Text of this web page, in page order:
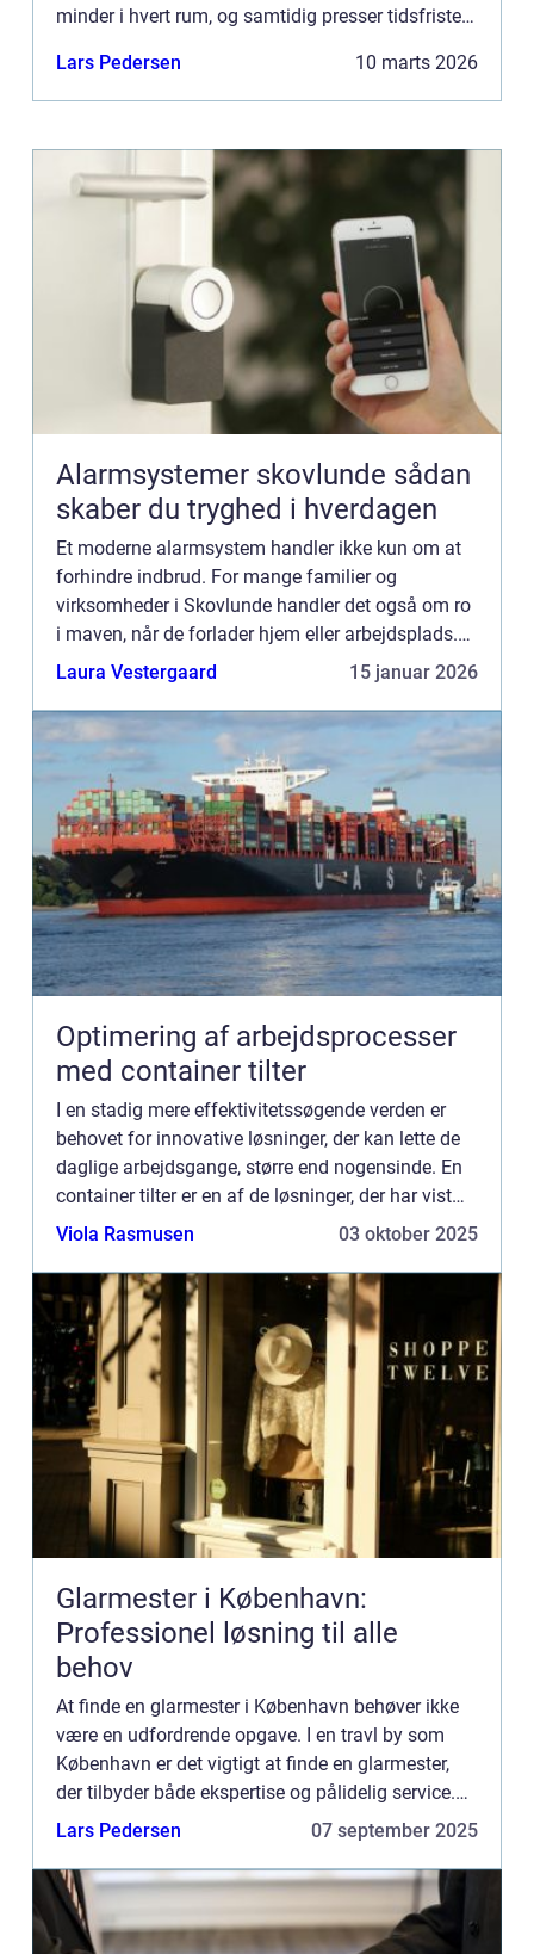
minder i hvert rum, og samtidig presser tidsfrister,
professionel Dø...
Lars Pedersen 10 marts 2026
Alarmsystemer skovlunde sådan
skaber du tryghed i hverdagen
Et moderne alarmsystem handler ikke kun om at
forhindre indbrud. For mange familier og
virksomheder i Skovlunde handler det også om ro
i maven, når de forlader hjem eller arbejdsplads.
Med de rette løsninger kan du både forebygge
Laura Vestergaard 15 januar 2026
Optimering af arbejdsprocesser
med container tilter
I en stadig mere effektivitetssøgende verden er
behovet for innovative løsninger, der kan lette de
daglige arbejdsgange, større end nogensinde. En
container tilter er en af de løsninger, der har vist
sig at være uvur...
Viola Rasmusen 03 oktober 2025
Glarmester i København:
Professionel løsning til alle
behov
At finde en glarmester i København behøver ikke
være en udfordrende opgave. I en travl by som
København er det vigtigt at finde en glarmester,
der tilbyder både ekspertise og pålidelig service.
Glarmesterens rol...
Lars Pedersen 07 september 2025